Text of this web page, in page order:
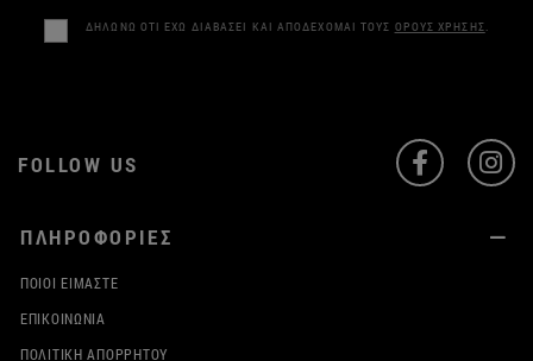
ΔΗΛΩΝΩ ΟΤΙ ΕΧΩ ΔΙΑΒΑΣΕΙ ΚΑΙ ΑΠΟΔΕΧΟΜΑΙ ΤΟΥΣ ΟΡΟΥΣ ΧΡΗΣΗΣ.
FOLLOW US
ΠΛΗΡΟΦΟΡΙΕΣ
ΠΟΙΟΙ ΕΊΜΑΣΤΕ
ΕΠΙΚΟΙΝΩΝΊΑ
ΠΟΛΙΤΙΚΉ ΑΠΟΡΡΉΤΟΥ